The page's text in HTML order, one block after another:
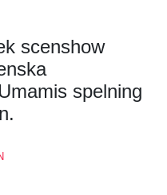
scenshow
spelning